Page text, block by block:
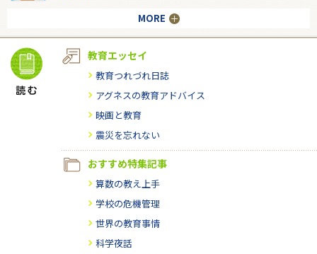
MORE
教育エッセイ
教育つれづれ日誌
アグネスの教育アドバイス
映画と教育
震災を忘れない
おすすめ特集記事
算数の教え上手
学校の危機管理
世界の教育事情
科学夜話